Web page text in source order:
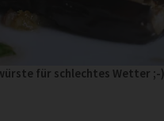
für schlechtes Wetter ;-)